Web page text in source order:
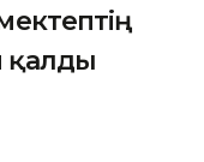
қалды